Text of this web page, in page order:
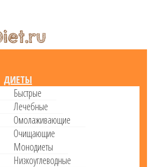
ДИЕТЫ
Быстрые
Лечебные
Омолаживающие
Очищающие
Монодиеты
Низкоуглеводные